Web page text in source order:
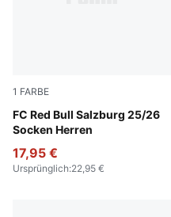
1 FARBE
FC Red Bull Salzburg 25/26
Socken Herren
PUMA White-PUMA Red
17,95 €
Ursprünglich:22,95 €